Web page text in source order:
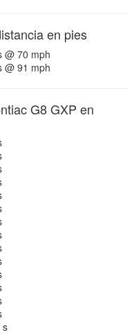
en pies
@ 70 mph
@ 91 mph
G8 GXP en
s